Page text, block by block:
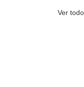
Ver todo